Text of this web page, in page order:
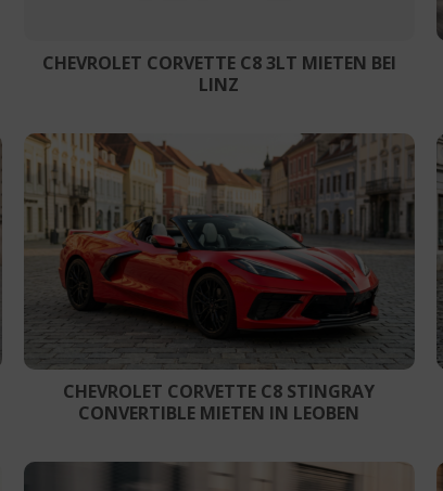
CHEVROLET CORVETTE C8 3LT MIETEN BEI
LINZ
CHEVROLET CORVETTE C8 STINGRAY
CONVERTIBLE MIETEN IN LEOBEN